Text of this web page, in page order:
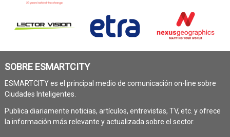
SOBRE ESMARTCITY
ESMARTCITY es el principal medio de comunicación on-line sobre
Ciudades Inteligentes.
Publica diariamente noticias, artículos, entrevistas, TV, etc. y ofrece
la información más relevante y actualizada sobre el sector.